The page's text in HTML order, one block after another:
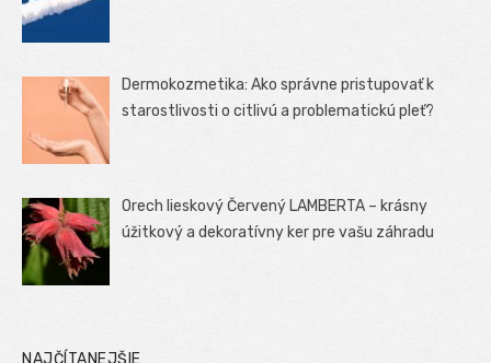
Dermokozmetika: Ako správne pristupovať k
starostlivosti o citlivú a problematickú pleť?
Orech lieskový Červený LAMBERTA – krásny
úžitkový a dekoratívny ker pre vašu záhradu